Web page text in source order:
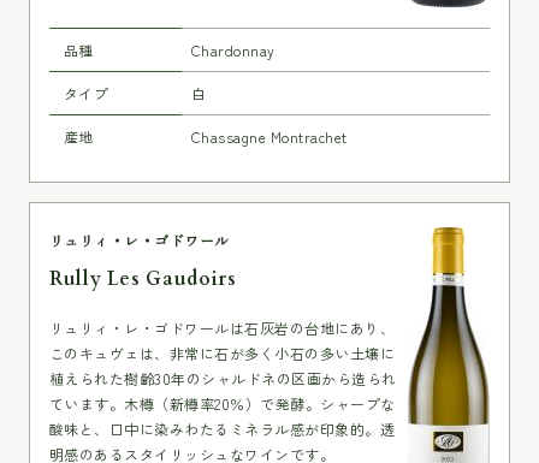
品種 Chardonnay
タイプ 白
産地 Chassagne Montrachet
リュリィ・レ・ゴドワール
Rully Les Gaudoirs
リュリィ・レ・ゴドワールは石灰岩の台地にあり、
このキュヴェは、非常に石が多く小石の多い土壌に
植えられた樹齢30年のシャルドネの区画から造られ
ています。木樽（新樽率20％）で発酵。シャープな
酸味と、口中に染みわたるミネラル感が印象的。透
明感のあるスタイリッシュなワインです。